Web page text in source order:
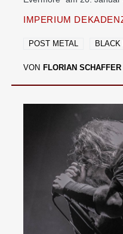
IMPERIUM
POST METAL BLACK
VON FLORIAN SCHAFFER